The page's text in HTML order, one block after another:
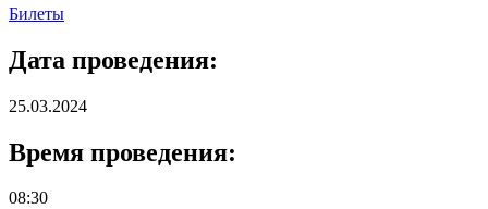
Билеты
Дата проведения:
25.03.2024
Время проведения:
08:30